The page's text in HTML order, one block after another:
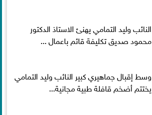
النائب وليد التمامي يهنئ الاستاذ الدكتور
محمود صديق تكليفة قائم باعمال ...
وسط إقبال جماهيري كبير النائب وليد التمامي
يختتم أضخم قافلة طبية مجانية...